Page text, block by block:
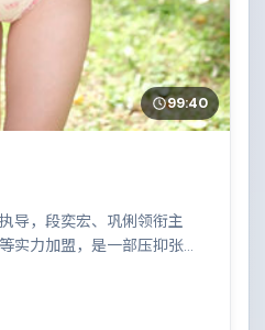
99:40
导，段奕宏、巩俐领衔主
实力加盟，是一部压抑张力
在巴西，家族恩怨与时代变
视听语言与叙事节奏上均有
观众。